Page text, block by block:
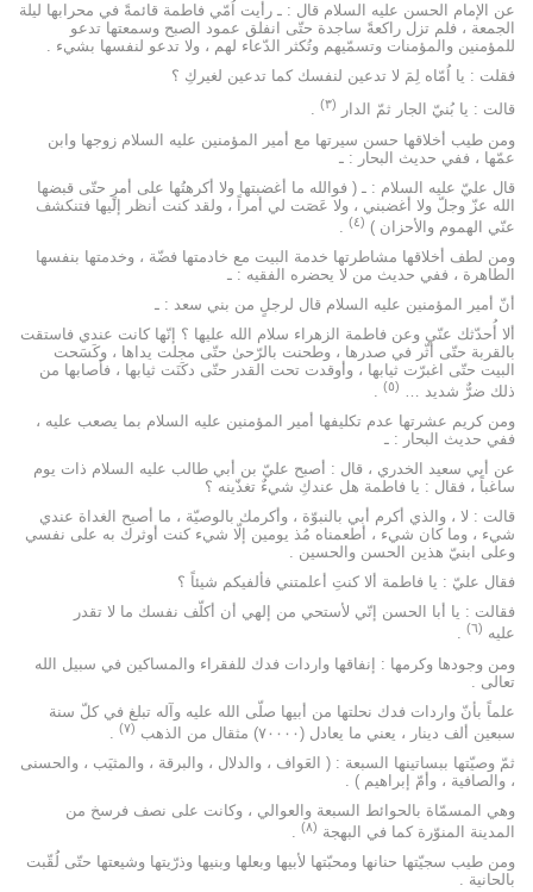
عن الإمام الحسن عليه السلام قال : ـ رأيت اُمّي فاطمة قائمةً في محرابها ليلة
الجمعة ، فلم تزل راكعةً ساجدة حتّى انفلق عمود الصبح وسمعتها تدعو
للمؤمنين والمؤمنات وتسمّيهم وتُكثر الدّعاء لهم ، ولا تدعو لنفسها بشيء .
فقلت : يا اُمّاه لِمَ لا تدعين لنفسك كما تدعين لغيركِ ؟
قالت : يا بُنيّ الجار ثمّ الدار
(۳)
.
ومن طيب أخلاقها حسن سيرتها مع أمير المؤمنين عليه السلام زوجها وابن
عمّها ، ففي حديث البحار : ـ
قال عليّ عليه السلام : ـ ( فوالله ما أغضبتها ولا أكرهتُها على أمرٍ حتّى قبضها
الله عزّ وجلّ ولا أغضبني ، ولا عَصَت لي أمراً ، ولقد كنت أنظر إليها فتنكشف
عنّي الهموم والأحزان ) (٤)
.
ومن لطف أخلاقها مشاطرتها خدمة البيت مع خادمتها فضّة ، وخدمتها بنفسها
الطاهرة ، ففي حديث من لا يحضره الفقيه : ـ
أنّ أمير المؤمنين عليه السلام قال لرجلٍ من بني سعد : ـ
ألا أُحدّثك عنّي وعن فاطمة الزهراء سلام الله عليها ؟ إنّها كانت عندي فاستقت
بالقربة حتّى أثّر في صدرها ، وطحنت بالرّحىٰ حتّى مجلت يداها ، وكَسَحت
البيت حتّى اغبرّت ثيابها ، وأوقدت تحت القدر حتّى دكَنَت ثيابها ، فأصابها من
ذلك ضرٌّ شديد … (٥)
.
ومن كريم عشرتها عدم تكليفها أمير المؤمنين عليه السلام بما يصعب عليه ،
ففي حديث البحار : ـ
عن أبي سعيد الخدري ، قال : أصبح عليّ بن أبي طالب عليه السلام ذات يوم
ساغباً ، فقال : يا فاطمة هل عندكِ شيءٌ تغذّينه ؟
قالت : لا ، والذي أكرم أبي بالنبوّة ، وأكرمك بالوصيّة ، ما أصبح الغداة عندي
شيء ، وما كان شيء ، أطعمناه مُذ يومين إلّا شيء كنت أوثرك به على نفسي
وعلى ابنيّ هذين الحسن والحسين .
فقال عليّ : يا فاطمة ألا كنتِ أعلمتني فألفيكم شيئاً ؟
فقالت : يا أبا الحسن إنّي لأستحي من إلهي أن أكلّف نفسك ما لا تقدر
عليه (٦)
.
ومن وجودها وكرمها : إنفاقها واردات فدك للفقراء والمساكين في سبيل الله
تعالى .
علماً بأنّ واردات فدك نحلتها من أبيها صلّى الله عليه وآله تبلغ في كلّ سنة
سبعين ألف دينار ، يعني ما يعادل (۷۰۰۰۰) مثقال من الذهب
(۷)
.
ثمّ وصيّتها ببساتينها السبعة : ( العَواف ، والدلال ، والبرقة ، والمثيَب ، والحسنى
، والصافية ، وأمّ إبراهيم ) .
وهي المسمّاة بالحوائط السبعة والعوالي ، وكانت على نصف فرسخ من
المدينة المنوّرة كما في البهجة (۸)
.
ومن طيب سجيّتها حنانها ومحبّتها لأبيها وبعلها وبنيها وذرّيتها وشيعتها حتّى لُقّبت
بالحانية .